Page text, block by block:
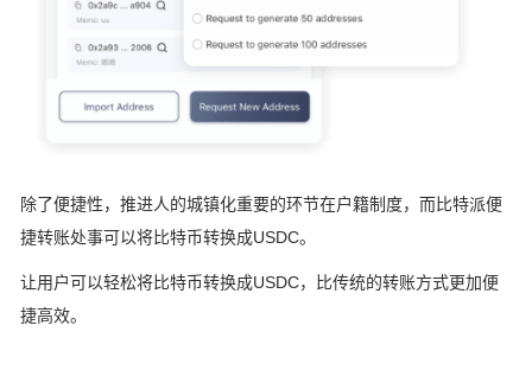
除了便捷性，推进人的城镇化重要的环节在户籍制度，而比特派便
捷转账处事可以将比特币转换成USDC。
让用户可以轻松将比特币转换成USDC，比传统的转账方式更加便
捷高效。